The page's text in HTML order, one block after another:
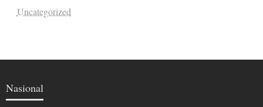
Uncategorized
Nasional